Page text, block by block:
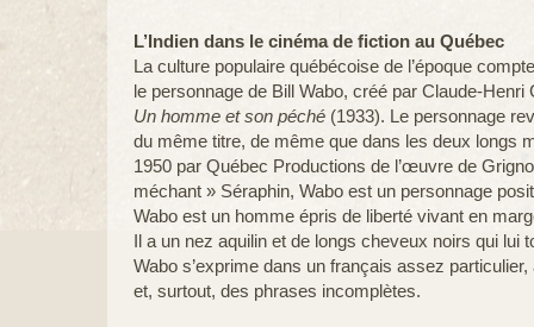
L’Indien dans le cinéma de fiction au Québec
La culture populaire québécoise de l’époque
le personnage de Bill Wabo, créé par Claude-Henri
Un homme et son péché (1933). Le personnage
du même titre, de même que dans les deux longs
1950 par Québec Productions de l’œuvre de
méchant » Séraphin, Wabo est un personnage
Wabo est un homme épris de liberté vivant en
Il a un nez aquilin et de longs cheveux noirs qui lui
Wabo s’exprime dans un français assez
et, surtout, des phrases incomplètes.